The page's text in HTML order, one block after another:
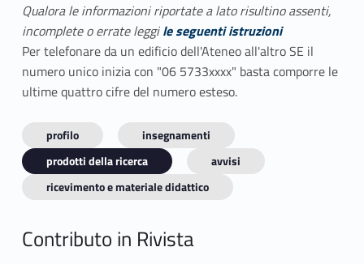
Qualora le informazioni riportate a lato risultino assenti,
incomplete o errate leggile seguenti istruzioni
Per telefonare da un edificio dell'Ateneo all'altro SE il
numero unico inizia con "06 5733xxxx" basta comporre le
ultime quattro cifre del numero esteso.
profilo
insegnamenti
prodotti della ricerca
avvisi
ricevimento e materiale didattico
Contributo in Rivista